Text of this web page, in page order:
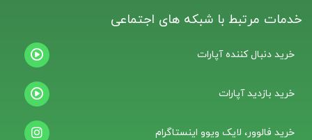
خدمات مرتبط با شبکه های اجتماعی
خرید دنبال کننده آپارات
خرید بازدید آپارات
خرید فالوور، لایک ویوو اینستاگرام